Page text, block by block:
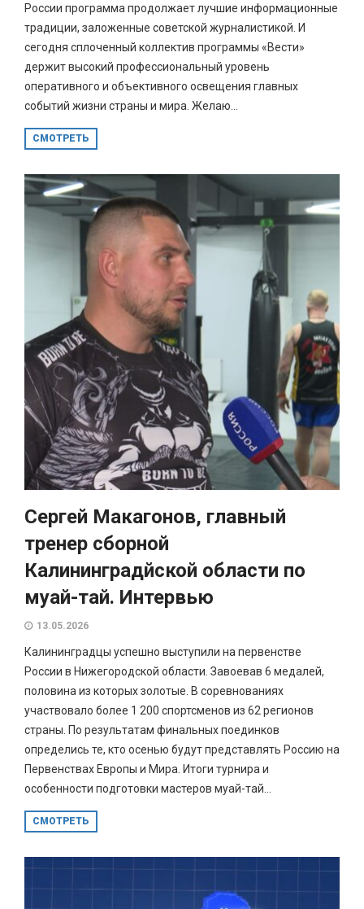
России программа продолжает лучшие информационные
традиции, заложенные советской журналистикой. И
сегодня сплоченный коллектив программы «Вести»
держит высокий профессиональный уровень
оперативного и объективного освещения главных
событий жизни страны и мира. Желаю...
СМОТРЕТЬ
Сергей Макагонов, главный
тренер сборной
Калининградйской области по
муай-тай. Интервью
13.05.2026
Калининградцы успешно выступили на первенстве
России в Нижегородской области. Завоевав 6 медалей,
половина из которых золотые. В соревнованиях
участвовало более 1 200 спортсменов из 62 регионов
страны. По результатам финальных поединков
определись те, кто осенью будут представлять Россию на
Первенствах Европы и Мира. Итоги турнира и
особенности подготовки мастеров муай-тай...
СМОТРЕТЬ